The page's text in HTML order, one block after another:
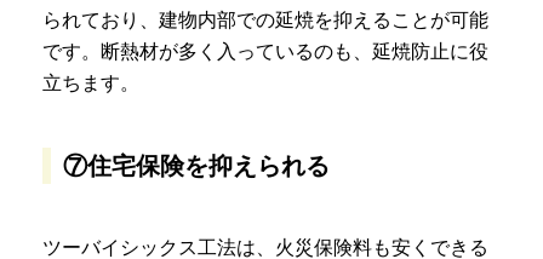
られており、建物内部での延焼を抑えることが可能
です。断熱材が多く入っているのも、延焼防止に役
立ちます。
⑦住宅保険を抑えられる
ツーバイシックス工法は、火災保険料も安くできる